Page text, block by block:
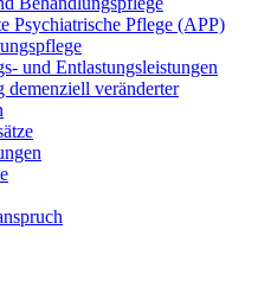
Psychiatrische Pflege (APP)
und Entlastungsleistungen
demenziell veränderter